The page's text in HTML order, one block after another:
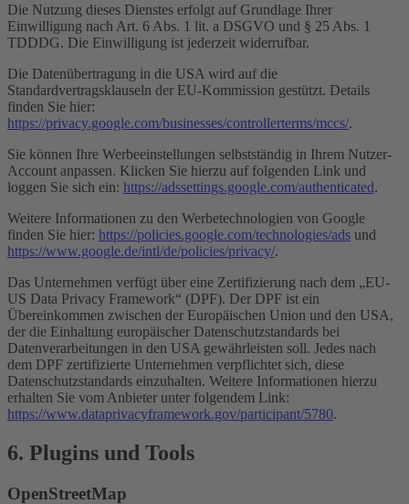
Die Nutzung dieses Dienstes erfolgt auf Grundlage Ihrer
Einwilligung nach Art. 6 Abs. 1 lit. a DSGVO und § 25 Abs. 1
TDDDG. Die Einwilligung ist jederzeit widerrufbar.
Die Datenübertragung in die USA wird auf die
Standardvertragsklauseln der EU-Kommission gestützt. Details
finden Sie hier:
https://privacy.google.com/businesses/controllerterms/mccs/.
Sie können Ihre Werbeeinstellungen selbstständig in Ihrem Nutzer-
Account anpassen. Klicken Sie hierzu auf folgenden Link und
loggen Sie sich ein: https://adssettings.google.com/authenticated.
Weitere Informationen zu den Werbetechnologien von Google
finden Sie hier: https://policies.google.com/technologies/ads und
https://www.google.de/intl/de/policies/privacy/.
Das Unternehmen verfügt über eine Zertifizierung nach dem „EU-
US Data Privacy Framework“ (DPF). Der DPF ist ein
Übereinkommen zwischen der Europäischen Union und den USA,
der die Einhaltung europäischer Datenschutzstandards bei
Datenverarbeitungen in den USA gewährleisten soll. Jedes nach
dem DPF zertifizierte Unternehmen verpflichtet sich, diese
Datenschutzstandards einzuhalten. Weitere Informationen hierzu
erhalten Sie vom Anbieter unter folgendem Link:
https://www.dataprivacyframework.gov/participant/5780.
6. Plugins und Tools
OpenStreetMap